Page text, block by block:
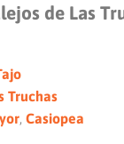
de Las
Truchas
, Casiopea